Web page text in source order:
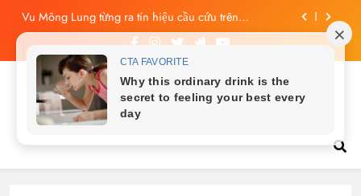
Skip
content
Công bố tin nhắn cuối cùng của Vu Mông Lung, vừa
đau xót vừa phẫn nộ
Vu Mông Lung báo cáo khám nghiệm bị “rò rỉ” dư
luận sục sôi và đặt nhiều câu hỏi
Vu Mông Lung mất ngày ‘Huyết Nguyệt’, nghi Uông
Du Cầm ‘hại’, bằng chứng bị lộ!
Vu Mông Lung từng ra tín hiệu cầu cứu trên
livestream, mẹ đến công ty quậy?
Tin tức nóng hổi